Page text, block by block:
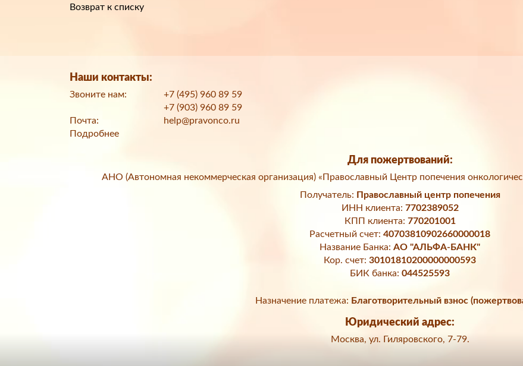
Возврат к списку
Наши контакты:
Звоните нам:
+7 (495) 960 89 59
+7 (903) 960 89 59
Почта:
help@pravonco.ru
Подробнее
Для пожертвований:
АНО (Автономная некоммерческая организация) «Православный Центр попечения
Получатель: Православный центр попечения
ИНН клиента: 7702389052
КПП клиента: 770201001
Расчетный счет: 40703810902660000018
Название Банка: АО "АЛЬФА-БАНК"
Кор. счет: 30101810200000000593
БИК банка: 044525593
Назначение платежа: Благотворительный взнос
Юридический адрес:
Москва, ул. Гиляровского, 7-79.